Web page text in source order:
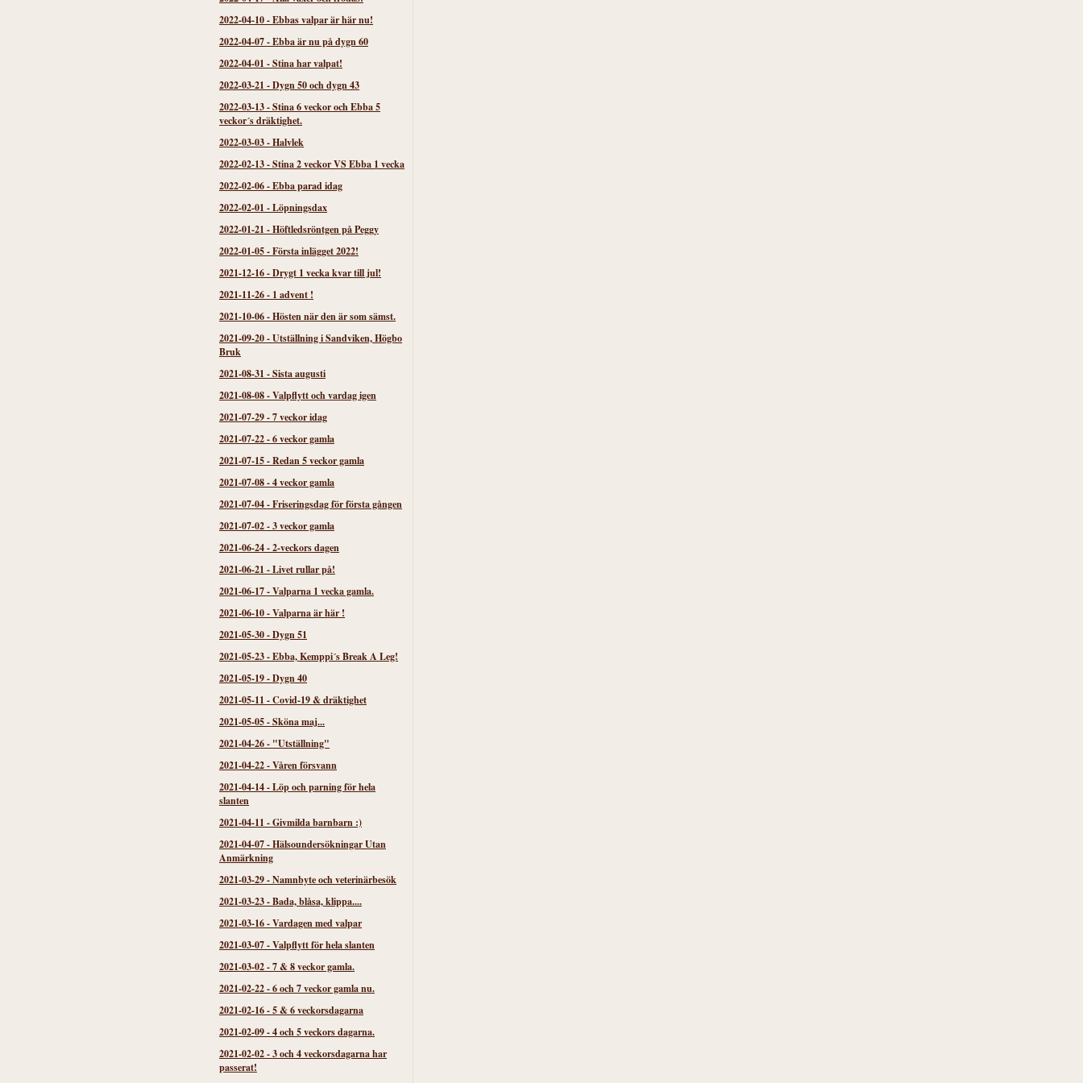
2022-04-10-Ebbas valpar är här nu!
2022-04-07-Ebba är nu på dygn 60
2022-04-01 -Stina har valpat!
2022-03-21 -Dygn 50 och dygn 43
2022-03-13-Stina 6 veckor och Ebba 5
veckor´s dräktighet.
2022-03-03-Halvlek
2022-02-13-Stina 2 veckor VS Ebba 1 vecka
2022-02-06-Ebba parad idag
2022-02-01 -Löpningsdax
2022-01-21 -Höftledsröntgen på Peggy
2022-01-05-Första inlägget 2022!
2021-12-16-Drygt 1 vecka kvar till jul!
2021-11-26- 1 advent !
2021-10-06-Hösten när den är som sämst.
2021-09-20-Utställning i Sandviken, Högbo
Bruk
2021-08-31 -Sista augusti
2021-08-08-Valpflytt och vardag igen
2021-07-29-7 veckor idag
2021-07-22-6 veckor gamla
2021-07-15-Redan 5 veckor gamla
2021-07-08-4 veckor gamla
2021-07-04-Friseringsdag för första gången
2021-07-02-3 veckor gamla
2021-06-24-2-veckors dagen
2021-06-21 -Livet rullar på!
2021-06-17-Valparna 1 vecka gamla.
2021-06-10-Valparna är här !
2021-05-30-Dygn 51
2021-05-23-Ebba, Kemppi´s Break A Leg!
2021-05-19-Dygn 40
2021-05-11 -Covid-19 & dräktighet
2021-05-05-Sköna maj...
2021-04-26- "Utställning"
2021-04-22-Våren försvann
2021-04-14-Löp och parning för hela
slanten
2021-04-11 -Givmilda barnbarn :)
2021-04-07-Hälsoundersökningar Utan
Anmärkning
2021-03-29-Namnbyte och veterinärbesök
2021-03-23-Bada, blåsa, klippa....
2021-03-16-Vardagen med valpar
2021-03-07-Valpflytt för hela slanten
2021-03-02-7 & 8 veckor gamla.
2021-02-22-6 och 7 veckor gamla nu.
2021-02-16-5 & 6 veckorsdagarna
2021-02-09-4 och 5 veckors dagarna.
2021-02-02-3 och 4 veckorsdagarna har
passerat!